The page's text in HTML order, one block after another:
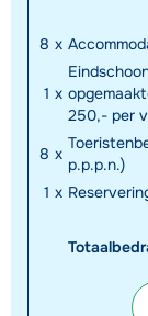
8 x
1 x
250,- per
8 x
p.p.p.n.)
1 x